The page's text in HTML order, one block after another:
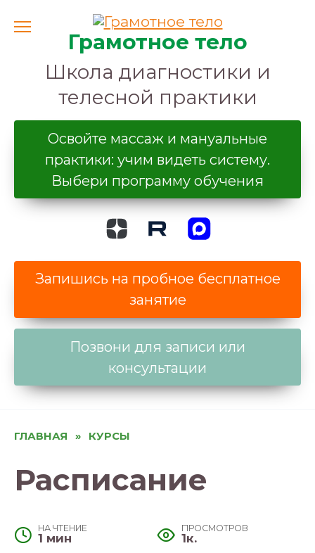
содержаниюГрамотное тело
Школа диагностики и
телесной практики
Освойте массаж и мануальные
практики: учим видеть систему.
Выбери программу обучения
Запишись на пробное бесплатное
занятие
Позвони для записи или
консультации
ГЛАВНАЯ » КУРСЫ
Расписание
НА ЧТЕНИЕ
1 мин
ПРОСМОТРОВ
1к.